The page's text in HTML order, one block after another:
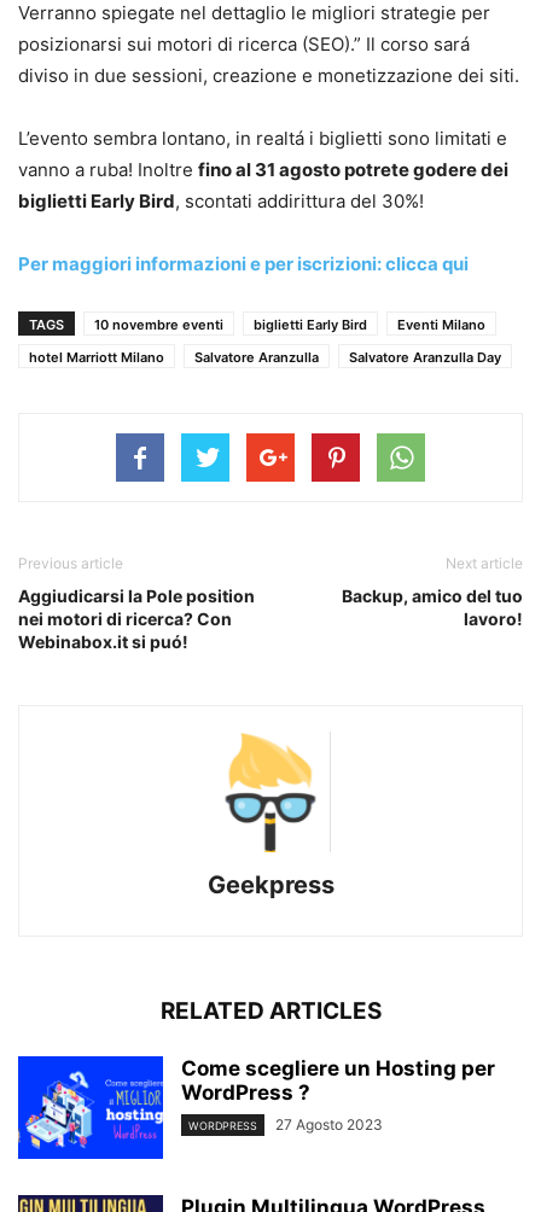
Verranno spiegate nel dettaglio le migliori strategie per
posizionarsi sui motori di ricerca (SEO).” Il corso sará
diviso in due sessioni, creazione e monetizzazione dei siti.
L’evento sembra lontano, in realtá i biglietti sono limitati e
vanno a ruba! Inoltre fino al 31 agosto potrete godere dei
biglietti Early Bird, scontati addirittura del 30%!
Per maggiori informazioni e per iscrizioni: clicca qui
TAGS 10 novembre eventi biglietti Early Bird
Eventi Milano
hotel Marriott Milano
Salvatore Aranzulla Salvatore Aranzulla Day
Previous article
Aggiudicarsi la Pole position
nei motori di ricerca? Con
Webinabox.it si puó!
Next article
Backup, amico del tuo
lavoro!
Geekpress
RELATED ARTICLES
Come scegliere un Hosting per
WordPress ?
WORDPRESS 27 Agosto 2023